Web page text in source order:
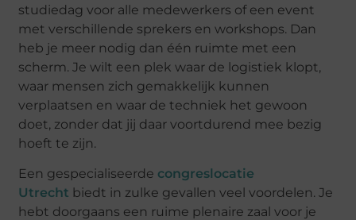
studiedag voor alle medewerkers of een event
met verschillende sprekers en workshops. Dan
heb je meer nodig dan één ruimte met een
scherm. Je wilt een plek waar de logistiek klopt,
waar mensen zich gemakkelijk kunnen
verplaatsen en waar de techniek het gewoon
doet, zonder dat jij daar voortdurend mee bezig
hoeft te zijn.
Een gespecialiseerde congreslocatie
Utrecht biedt in zulke gevallen veel voordelen. Je
hebt doorgaans een ruime plenaire zaal voor je